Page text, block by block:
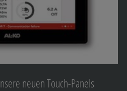
neuen Touch-Panels